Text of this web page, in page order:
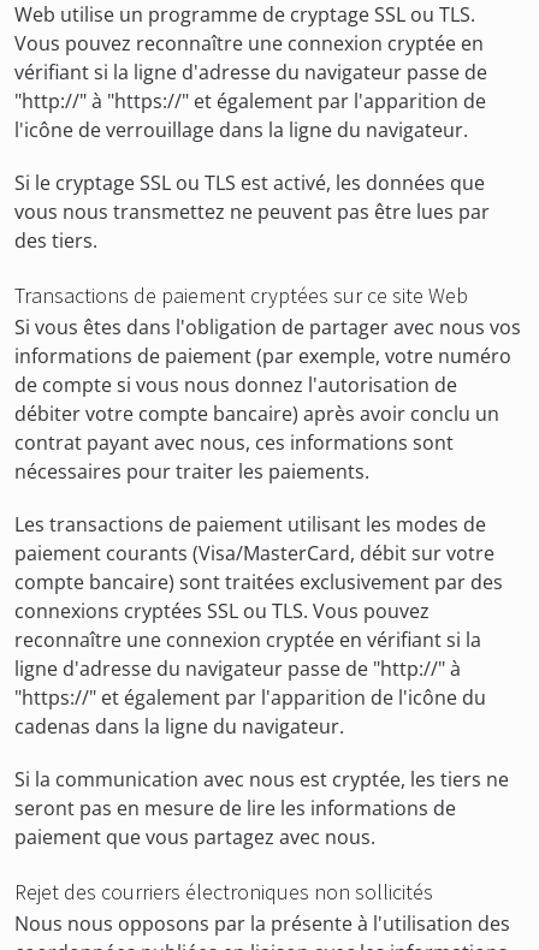
Web utilise un programme de cryptage SSL ou TLS.
Vous pouvez reconnaître une connexion cryptée en
vérifiant si la ligne d'adresse du navigateur passe de
"http://" à "https://" et également par l'apparition de
l'icône de verrouillage dans la ligne du navigateur.
Si le cryptage SSL ou TLS est activé, les données que
vous nous transmettez ne peuvent pas être lues par
des tiers.
Transactions de paiement cryptées sur ce site Web
Si vous êtes dans l'obligation de partager avec nous vos
informations de paiement (par exemple, votre numéro
de compte si vous nous donnez l'autorisation de
débiter votre compte bancaire) après avoir conclu un
contrat payant avec nous, ces informations sont
nécessaires pour traiter les paiements.
Les transactions de paiement utilisant les modes de
paiement courants (Visa/MasterCard, débit sur votre
compte bancaire) sont traitées exclusivement par des
connexions cryptées SSL ou TLS. Vous pouvez
reconnaître une connexion cryptée en vérifiant si la
ligne d'adresse du navigateur passe de "http://" à
"https://" et également par l'apparition de l'icône du
cadenas dans la ligne du navigateur.
Si la communication avec nous est cryptée, les tiers ne
seront pas en mesure de lire les informations de
paiement que vous partagez avec nous.
Rejet des courriers électroniques non sollicités
Nous nous opposons par la présente à l'utilisation des